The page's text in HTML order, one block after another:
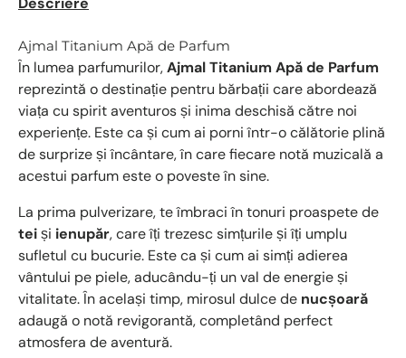
Ajmal Titanium Apă de Parfum
În lumea parfumurilor,Ajmal Titanium Apă de Parfum
reprezintă o destinație pentru bărbații care abordează
viața cu spirit aventuros și inima deschisă către noi
experiențe. Este ca și cum ai porni într-o călătorie plină
de surprize și încântare, în care fiecare notă muzicală a
acestui parfum este o poveste în sine.
La prima pulverizare, te îmbraci în tonuri proaspete de
teiși ienupăr, care îți trezesc simțurile și îți umplu
sufletul cu bucurie. Este ca și cum ai simți adierea
vântului pe piele, aducându-ți un val de energie și
vitalitate. În același timp, mirosul dulce de nucșoară
adaugă o notă revigorantă, completând perfect
atmosfera de aventură.